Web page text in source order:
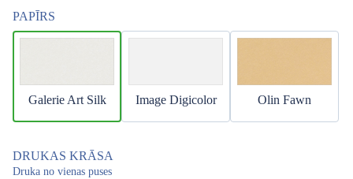
PAPĪRS
Galerie Art Silk Image Digicolor Olin Fawn
DRUKAS KRĀSA
Druka no vienas puses